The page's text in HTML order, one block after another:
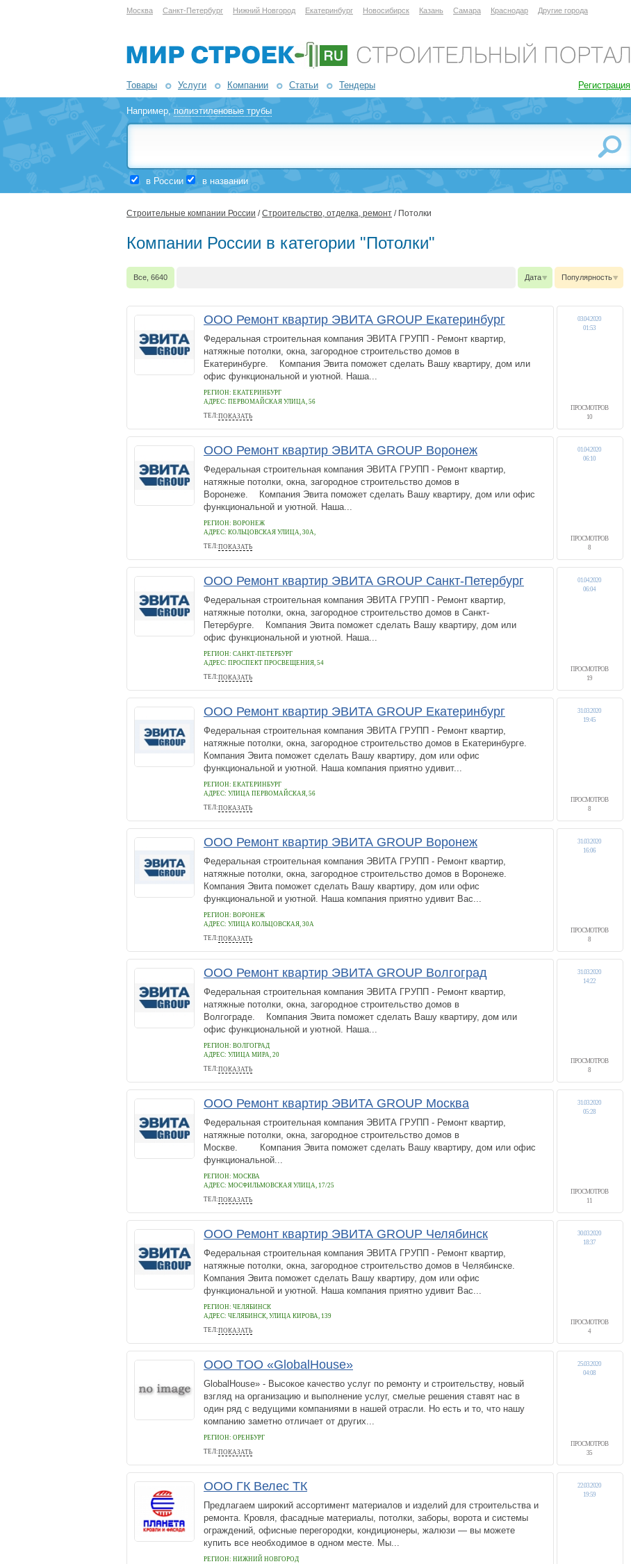
Москва Санкт-Петербург Нижний Новгород Екатеринбург Новосибирск Казань Самара Краснодар Другие города
Товары Услуги Компании Статьи Тендеры Регистрация
Например,полиэтиленовые трубы
в России в названии
Строительные компании России /Строительство, отделка, ремонт / Потолки
Компании России в категории "Потолки"
Все, 6640 Дата Популярность
ООО Ремонт квартир ЭВИТА GROUP Екатеринбург
Федеральная строительная компания ЭВИТА ГРУПП - Ремонт квартир,
натяжные потолки, окна, загородное строительство домов в
Екатеринбурге. Компания Эвита поможет сделать Вашу квартиру, дом или
офис функциональной и уютной. Наша...
РЕГИОН: ЕКАТЕРИНБУРГ
АДРЕС: ПЕРВОМАЙСКАЯ УЛИЦА, 56
ТЕЛ:ПОКАЗАТЬ
+78005112909
ПРОСМОТРОВ
10
03.04.2020
01:53
ООО Ремонт квартир ЭВИТА GROUP Воронеж
Федеральная строительная компания ЭВИТА ГРУПП - Ремонт квартир,
натяжные потолки, окна, загородное строительство домов в
Воронеже. Компания Эвита поможет сделать Вашу квартиру, дом или офис
функциональной и уютной. Наша...
РЕГИОН: ВОРОНЕЖ
АДРЕС: КОЛЬЦОВСКАЯ УЛИЦА, 30А,
ТЕЛ:ПОКАЗАТЬ
+78005112909
ПРОСМОТРОВ
8
01.04.2020
06:10
ООО Ремонт квартир ЭВИТА GROUP Санкт-Петербург
Федеральная строительная компания ЭВИТА ГРУПП - Ремонт квартир,
натяжные потолки, окна, загородное строительство домов в Санкт-
Петербурге. Компания Эвита поможет сделать Вашу квартиру, дом или
офис функциональной и уютной. Наша...
РЕГИОН: САНКТ-ПЕТЕРБУРГ
АДРЕС: ПРОСПЕКТ ПРОСВЕЩЕНИЯ, 54
ТЕЛ:ПОКАЗАТЬ
+78005112909
ПРОСМОТРОВ
19
01.04.2020
06:04
ООО Ремонт квартир ЭВИТА GROUP Екатеринбург
Федеральная строительная компания ЭВИТА ГРУПП - Ремонт квартир,
натяжные потолки, окна, загородное строительство домов в Екатеринбурге.
Компания Эвита поможет сделать Вашу квартиру, дом или офис
функциональной и уютной. Наша компания приятно удивит...
РЕГИОН: ЕКАТЕРИНБУРГ
АДРЕС: УЛИЦА ПЕРВОМАЙСКАЯ, 56
ТЕЛ:ПОКАЗАТЬ
+7 800 5112909
ПРОСМОТРОВ
8
31.03.2020
19:45
ООО Ремонт квартир ЭВИТА GROUP Воронеж
Федеральная строительная компания ЭВИТА ГРУПП - Ремонт квартир,
натяжные потолки, окна, загородное строительство домов в Воронеже.
Компания Эвита поможет сделать Вашу квартиру, дом или офис
функциональной и уютной. Наша компания приятно удивит Вас...
РЕГИОН: ВОРОНЕЖ
АДРЕС: УЛИЦА КОЛЬЦОВСКАЯ, 30А
ТЕЛ:ПОКАЗАТЬ
+7 800 5112909
ПРОСМОТРОВ
8
31.03.2020
16:06
ООО Ремонт квартир ЭВИТА GROUP Волгоград
Федеральная строительная компания ЭВИТА ГРУПП - Ремонт квартир,
натяжные потолки, окна, загородное строительство домов в
Волгограде. Компания Эвита поможет сделать Вашу квартиру, дом или
офис функциональной и уютной. Наша...
РЕГИОН: ВОЛГОГРАД
АДРЕС: УЛИЦА МИРА, 20
ТЕЛ:ПОКАЗАТЬ
+78005112909
ПРОСМОТРОВ
8
31.03.2020
14:22
ООО Ремонт квартир ЭВИТА GROUP Москва
Федеральная строительная компания ЭВИТА ГРУПП - Ремонт квартир,
натяжные потолки, окна, загородное строительство домов в
Москве. Компания Эвита поможет сделать Вашу квартиру, дом или офис
функциональной...
РЕГИОН: МОСКВА
АДРЕС: МОСФИЛЬМОВСКАЯ УЛИЦА, 17/25
ТЕЛ:ПОКАЗАТЬ
+78005112909
ПРОСМОТРОВ
11
31.03.2020
05:28
ООО Ремонт квартир ЭВИТА GROUP Челябинск
Федеральная строительная компания ЭВИТА ГРУПП - Ремонт квартир,
натяжные потолки, окна, загородное строительство домов в Челябинске.
Компания Эвита поможет сделать Вашу квартиру, дом или офис
функциональной и уютной. Наша компания приятно удивит Вас...
РЕГИОН: ЧЕЛЯБИНСК
АДРЕС: ЧЕЛЯБИНСК, УЛИЦА КИРОВА, 139
ТЕЛ:ПОКАЗАТЬ
+7 800 5112909
ПРОСМОТРОВ
4
30.03.2020
18:37
ООО TOO «GlobalHouse»
GlobalHouse» - Высокое качество услуг по ремонту и строительству, новый
взгляд на организацию и выполнение услуг, смелые решения ставят нас в
один ряд с ведущими компаниями в нашей отрасли. Но есть и то, что нашу
компанию заметно отличает от других...
РЕГИОН: ОРЕНБУРГ
ТЕЛ:ПОКАЗАТЬ
87023712325
ПРОСМОТРОВ
35
25.03.2020
04:08
ООО ГК Велес ТК
Предлагаем широкий ассортимент материалов и изделий для строительства и
ремонта. Кровля, фасадные материалы, потолки, заборы, ворота и системы
ограждений, офисные перегородки, кондиционеры, жалюзи — вы можете
купить все необходимое в одном месте. Мы...
РЕГИОН: НИЖНИЙ НОВГОРОД
22.03.2020
19:59